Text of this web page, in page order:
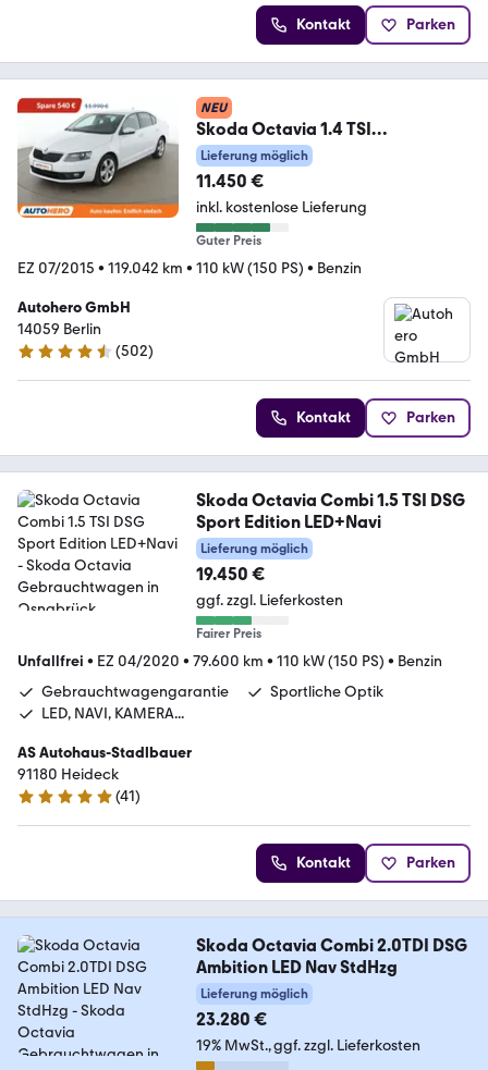
Kontakt Parken
NEU
Skoda Octavia 1.4 TSI
Style*NAVI*ACC*PLA*CAM*
Lieferung möglich
11.450 €
inkl. kostenlose Lieferung
Guter Preis
EZ 07/2015 • 119.042 km • 110 kW (150 PS) • Benzin
Autohero GmbH
14059 Berlin
4.5 Sterne
(502)
Kontakt Parken
Skoda Octavia Combi 1.5 TSI DSG
Sport Edition LED+Navi
Lieferung möglich
19.450 €
ggf. zzgl. Lieferkosten
Fairer Preis
Unfallfrei • EZ 04/2020 • 79.600 km • 110 kW (150 PS) • Benzin
Gebrauchtwagengarantie
Sportliche Optik
LED, NAVI, KAMERA...
AS Autohaus-Stadlbauer
91180 Heideck
5 Sterne
(41)
Kontakt Parken
Skoda Octavia Combi 2.0TDI DSG
Ambition LED Nav StdHzg
Lieferung möglich
23.280 €
19% MwSt. ggf. zzgl. Lieferkosten